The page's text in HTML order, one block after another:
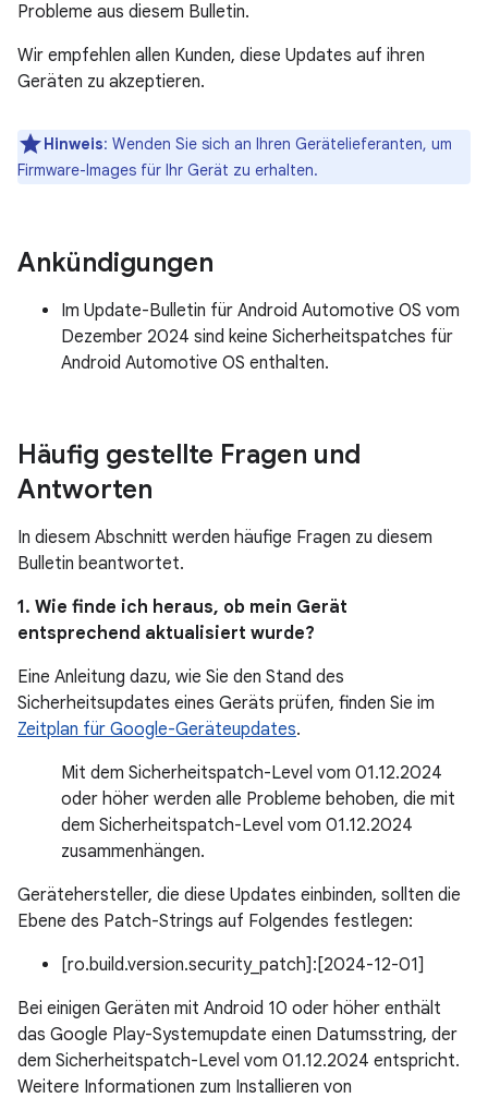
Probleme aus diesem Bulletin.
Wir empfehlen allen Kunden, diese Updates auf ihren
Geräten zu akzeptieren.
Hinweis: Wenden Sie sich an Ihren Gerätelieferanten, um
Firmware-Images für Ihr Gerät zu erhalten.
Ankündigungen
Im Update-Bulletin für Android Automotive OS vom
Dezember 2024 sind keine Sicherheitspatches für
Android Automotive OS enthalten.
Häufig gestellte Fragen und
Antworten
In diesem Abschnitt werden häufige Fragen zu diesem
Bulletin beantwortet.
1. Wie finde ich heraus, ob mein Gerät
entsprechend aktualisiert wurde?
Eine Anleitung dazu, wie Sie den Stand des
Sicherheitsupdates eines Geräts prüfen, finden Sie im
Zeitplan für Google-Geräteupdates.
Mit dem Sicherheitspatch-Level vom 01.12.2024
oder höher werden alle Probleme behoben, die mit
dem Sicherheitspatch-Level vom 01.12.2024
zusammenhängen.
Gerätehersteller, die diese Updates einbinden, sollten die
Ebene des Patch-Strings auf Folgendes festlegen:
[ro.build.version.security_patch]:[2024-12-01]
Bei einigen Geräten mit Android 10 oder höher enthält
das Google Play-Systemupdate einen Datumsstring, der
dem Sicherheitspatch-Level vom 01.12.2024 entspricht.
Weitere Informationen zum Installieren von